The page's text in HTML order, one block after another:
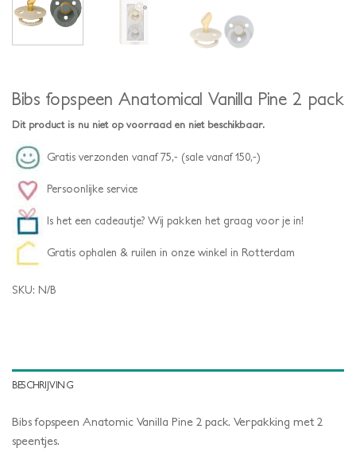
Bibs fopspeen Anatomical Vanilla Pine 2 pack
Dit product is nu niet op voorraad en niet beschikbaar.
Gratis verzonden vanaf 75,- (sale vanaf 150,-)
Persoonlijke service
Is het een cadeautje? Wij pakken het graag voor je in!
Gratis ophalen & ruilen in onze winkel in Rotterdam
SKU: N/B
BESCHRIJVING
Bibs fopspeen Anatomic Vanilla Pine 2 pack. Verpakking met 2
speentjes.